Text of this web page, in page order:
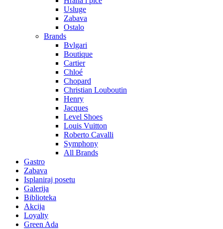
Usluge
Zabava
Ostalo
Brands
Bvlgari
Boutique
Cartier
Chloé
Chopard
Christian Louboutin
Henry
Jacques
Level Shoes
Louis Vuitton
Roberto Cavalli
Symphony
All Brands
Gastro
Zabava
Isplaniraj posetu
Galerija
Biblioteka
Akcija
Loyalty
Green Ada